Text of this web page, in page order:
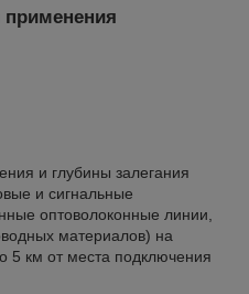
и глубины залегания
и сигнальные
оптоволоконные линии,
материалов) на
5 км от места подключения